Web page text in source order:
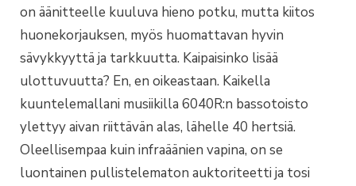
on äänitteelle kuuluva hieno potku, mutta kiitos
huonekorjauksen, myös huomattavan hyvin
sävykkyyttä ja tarkkuutta. Kaipaisinko lisää
ulottuvuutta? En, en oikeastaan. Kaikella
kuuntelemallani musiikilla 6040R:n bassotoisto
ylettyy aivan riittävän alas, lähelle 40 hertsiä.
Oleellisempaa kuin infraäänien vapina, on se
luontainen pullistelematon auktoriteetti ja tosi